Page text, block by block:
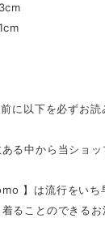
に以下を必ずお
ある中から当ショ
】は流行をいち
ることのできるお